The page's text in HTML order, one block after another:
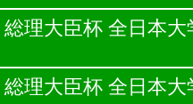
総理大臣杯 全日本
総理大臣杯 全日本